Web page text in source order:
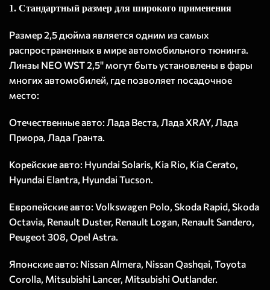
1. Стандартный размер для широкого применения
Размер 2,5 дюйма является одним из самых
распространенных в мире автомобильного тюнинга.
Линзы NEO WST 2,5" могут быть установлены в фары
многих автомобилей, где позволяет посадочное
место:
Отечественные авто: Лада Веста, Лада XRAY, Лада
Приора, Лада Гранта.
Корейские авто: Hyundai Solaris, Kia Rio, Kia Cerato,
Hyundai Elantra, Hyundai Tucson.
Европейские авто: Volkswagen Polo, Skoda Rapid, Skoda
Octavia, Renault Duster, Renault Logan, Renault Sandero,
Peugeot 308, Opel Astra.
Японские авто: Nissan Almera, Nissan Qashqai, Toyota
Corolla, Mitsubishi Lancer, Mitsubishi Outlander.